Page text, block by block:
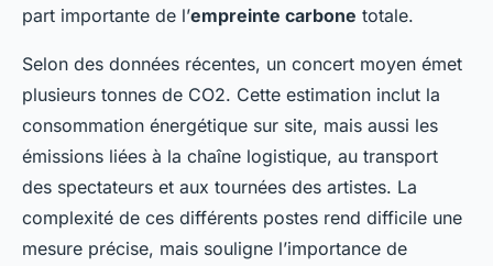
part importante de l’empreinte carbone totale.
Selon des données récentes, un concert moyen émet
plusieurs tonnes de CO2. Cette estimation inclut la
consommation énergétique sur site, mais aussi les
émissions liées à la chaîne logistique, au transport
des spectateurs et aux tournées des artistes. La
complexité de ces différents postes rend difficile une
mesure précise, mais souligne l’importance de